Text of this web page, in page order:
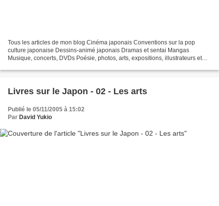
Tous les articles de mon blog Cinéma japonais Conventions sur la pop
culture japonaise Dessins-animé japonais Dramas et sentai Mangas
Musique, concerts, DVDs Poésie, photos, arts, expositions, illustrateurs et
Livres sur le Japon - 02 - Les arts
Publié le 05/11/2005 à 15:02
Par David Yukio